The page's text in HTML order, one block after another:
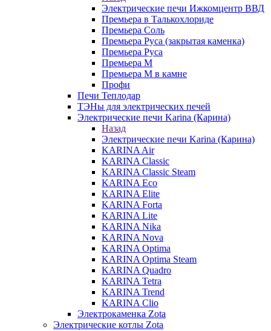
Электрические печи Ижкомцентр ВВД
Премьера в Талькохлориде
Премьера Cоль
Премьера Руса (закрытая каменка)
Премьера Руса
Премьера М
Премьера М в камне
Профи
Печи Теплодар
ТЭНы для электрических печей
Электрические печи Karina (Карина)
Назад
Электрические печи Karina (Карина)
KARINA Air
KARINA Classic
KARINA Classic Steam
KARINA Eco
KARINA Elite
KARINA Forta
KARINA Lite
KARINA Nika
KARINA Nova
KARINA Optima
KARINA Optima Steam
KARINA Quadro
KARINA Tetra
KARINA Trend
KARINA Clio
Электрокаменка Zota
Электрические котлы Zota